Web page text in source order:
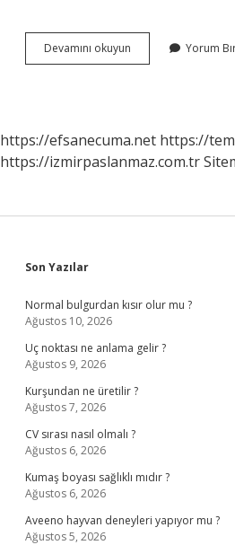
Devamını okuyun
Astsubay
Yorum
https://efsanecuma.net https://
https://izmirpaslanmaz.com.tr
Sidebar
Son Yazılar
Normal bulgurdan kısır olur mu ?
Ağustos 10, 2026
Uç noktası ne anlama gelir ?
Ağustos 9, 2026
Kurşundan ne üretilir ?
Ağustos 7, 2026
CV sırası nasıl olmalı ?
Ağustos 6, 2026
Kumaş boyası sağlıklı mıdır ?
Ağustos 6, 2026
Aveeno hayvan deneyleri yapıyor mu ?
Ağustos 5, 2026